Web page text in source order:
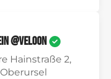
@veloon
Hainstraße 2,